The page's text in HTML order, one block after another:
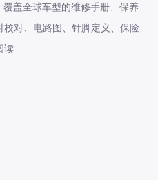
盖全球车型的维修手册、保养
对、电路图、针脚定义、保险
读